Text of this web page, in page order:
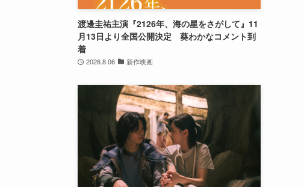
渡邊圭祐主演『2126年、海の星をさがして』11
月13日より全国公開決定 葵わかなコメント到
着
2026.8.06 新作映画